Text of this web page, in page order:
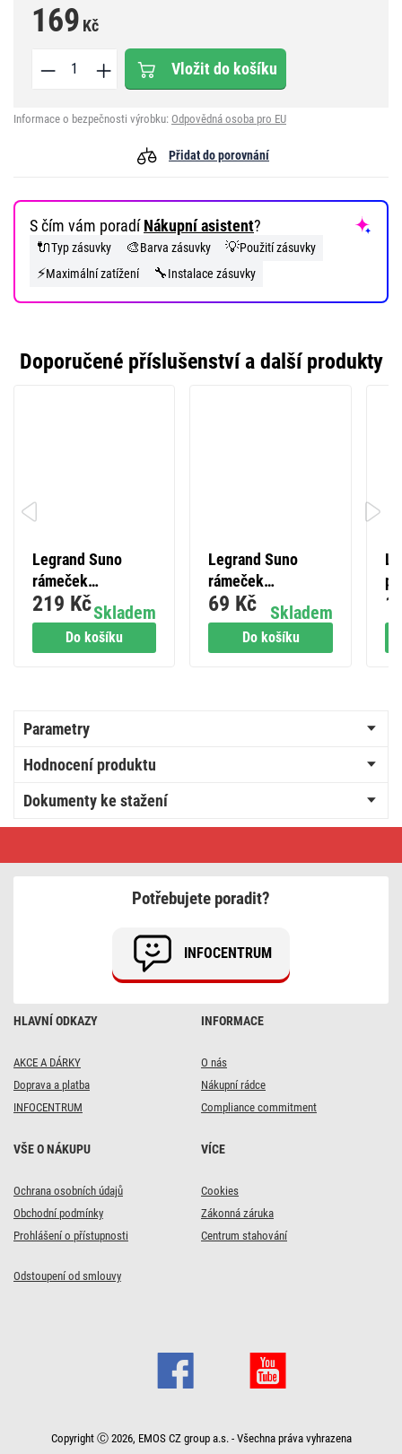
169 Kč
Vložit do košíku
Informace o bezpečnosti výrobku: Odpovědná osoba pro EU
Přidat do porovnání
S čím vám poradíNákupní asistent?
🔌Typ zásuvky 🎨Barva zásuvky 💡Použití zásuvky
⚡Maximální zatížení 🔧Instalace zásuvky
Doporučené příslušenství a další produkty
Do košíku
Legrand Suno
rámeček
pětinásobný bílý
Skladem
219 Kč
Do košíku
Legrand Suno
rámeček
dvojnásobný bílý
Skladem
69 Kč
5,
Parametry
Hodnocení produktu
Dokumenty ke stažení
zásuvka
HLAVNÍ ODKAZY
AKCE A DÁRKY
Doprava a platba
INFOCENTRUM
INFORMACE
O nás
Nákupní rádce
Compliance commitment
VŠE O NÁKUPU
Ochrana osobních údajů
Obchodní podmínky
Prohlášení o přístupnosti
VÍCE
Cookies
Zákonná záruka
Centrum stahování
Odstoupení od smlouvy
Potřebujete poradit?
INFOCENTRUM
Copyright Ⓒ 2026, EMOS CZ group a.s. - Všechna práva vyhrazena